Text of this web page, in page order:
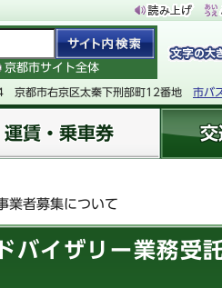
京都市サイト全体
都市右京区太秦下刑部町12番地 市バ
運賃・乗車券 交
業者募集について
イザリー業務受